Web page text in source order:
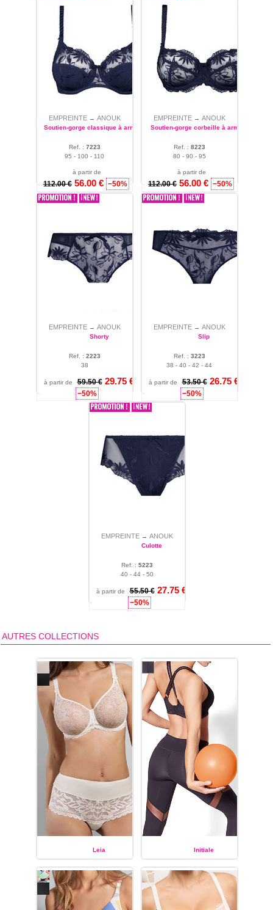
parfaites et confortable, la
finesse et la délicatesse de
son tissu doux offre un
confort exceptionnel .
fines et de haute qualité. La
collection Anouk propose de
slip, string, shorty, culotte,
slip haut, plusieurs type de
soutiens-gorge avec ou sans
armature, corbeille...
EMPREINTE → ANOUK
Soutien-gorge classique à armatures
Ref. : 7223
95 - 100 - 110
à partir de
112.00 € 56.00 € −50%
EMPREINTE → ANOUK
Soutien-gorge corbeille à armatures
Ref. : 8223
80 - 90 - 95
à partir de
112.00 € 56.00 € −50%
EMPREINTE → ANOUK
Shorty
Ref. : 2223
38
à partir de 59.50 € 29.75 €
−50%
EMPREINTE → ANOUK
Slip
Ref. : 3223
38 - 40 - 42 - 44
à partir de 53.50 € 26.75 €
−50%
EMPREINTE → ANOUK
Culotte
Ref. : 5223
40 - 44 - 50
à partir de 55.50 € 27.75 €
−50%
AUTRES COLLECTIONS
Leia
EMPREINTE
Initiale
EMPREINTE